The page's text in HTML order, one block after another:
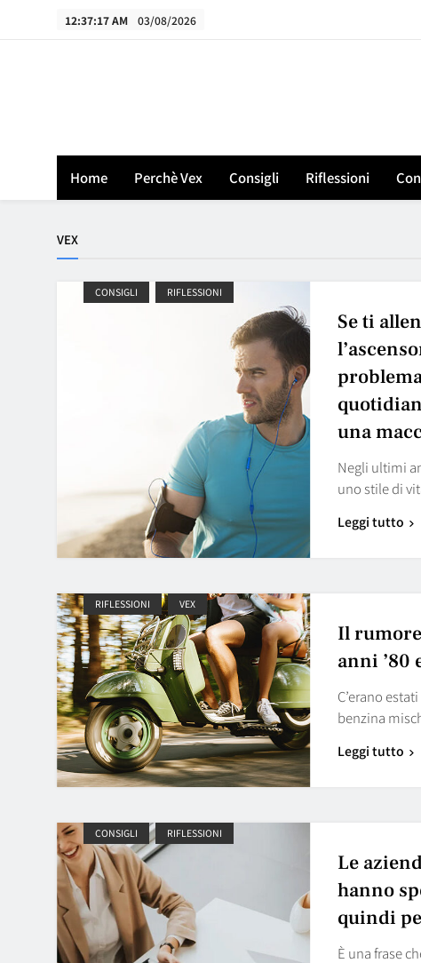
12:37:18 AM 03/08/2026
Home Perchè Vex Consigli Riflessioni
VEX
CONSIGLI RIFLESSIONI
Se ti
una
Negli ultimi
uno stile di
Leggi tutto
RIFLESSIONI VEX
Il
anni ’80
C’erano
benzina
Leggi tutto
CONSIGLI RIFLESSIONI
Le
hanno
quindi
È una frase